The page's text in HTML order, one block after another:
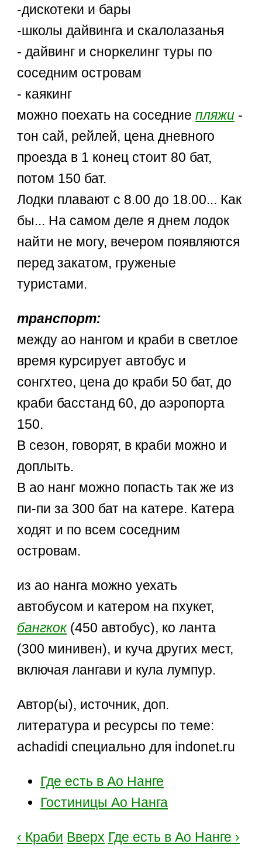
-дискотеки и бары
-школы дайвинга и скалолазанья
- дайвинг и сноркелинг туры по
соседним островам
- каякинг
можно поехать на соседниепляжи -
тон сай, рейлей, цена дневного
проезда в 1 конец стоит 80 бат,
потом 150 бат.
Лодки плавают с 8.00 до 18.00... Как
бы... На самом деле я днем лодок
найти не могу, вечером появляются
перед закатом, груженые
туристами.
транспорт:
между ао нангом и краби в светлое
время курсирует автобус и
сонгхтео, цена до краби 50 бат, до
краби басстанд 60, до аэропорта
150.
В сезон, говорят, в краби можно и
доплыть.
В ао нанг можно попасть так же из
пи-пи за 300 бат на катере. Катера
ходят и по всем соседним
островам.
из ао нанга можно уехать
автобусом и катером на пхукет,
бангкок(450 автобус), ко ланта
(300 минивен), и куча других мест,
включая лангави и кула лумпур.
Автор(ы), источник, доп.
литература и ресурсы по теме:
achadidi специально для indonet.ru
Где есть в Ао Нанге
Гостиницы Ао Нанга
‹ Краби Вверх Где есть в Ао Нанге ›